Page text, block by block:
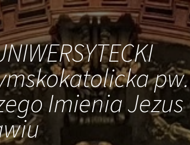
pw.
Imienia Jezus